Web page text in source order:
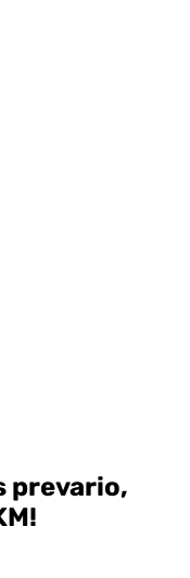
prevario,